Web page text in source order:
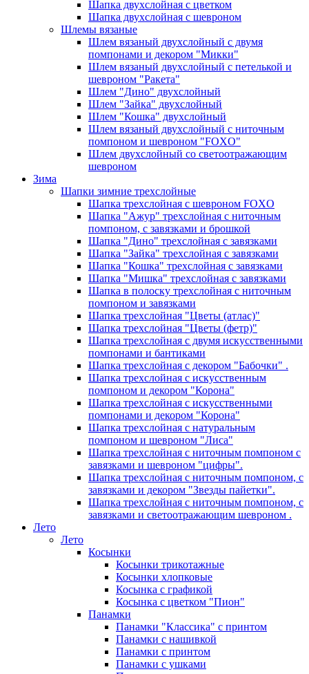
Шапка двухслойная с цветком
Шапка двухслойная с шевроном
Шлемы вязаные
Шлем вязаный двухслойный с двумя
помпонами и декором "Микки"
Шлем вязаный двухслойный с петелькой и
шевроном "Ракета"
Шлем "Дино" двухслойный
Шлем "Зайка" двухслойный
Шлем "Кошка" двухслойный
Шлем вязаный двухслойный с ниточным
помпоном и шевроном "FOXO"
Шлем двухслойный со светоотражающим
шевроном
Зима
Шапки зимние трехслойные
Шапка трехслойная с шевроном FOXO
Шапка "Ажур" трехслойная с ниточным
помпоном, с завязками и брошкой
Шапка "Дино" трехслойная с завязками
Шапка "Зайка" трехслойная с завязками
Шапка "Кошка" трехслойная с завязками
Шапка "Мишка" трехслойная с завязками
Шапка в полоску трехслойная с ниточным
помпоном и завязками
Шапка трехслойная "Цветы (атлас)"
Шапка трехслойная "Цветы (фетр)"
Шапка трехслойная с двумя искусственными
помпонами и бантиками
Шапка трехслойная с декором "Бабочки" .
Шапка трехслойная с искусственным
помпоном и декором "Корона"
Шапка трехслойная с искусственными
помпонами и декором "Корона"
Шапка трехслойная с натуральным
помпоном и шевроном "Лиса"
Шапка трехслойная с ниточным помпоном с
завязками и шевроном "цифры".
Шапка трехслойная с ниточным помпоном, с
завязками и декором "Звезды пайетки".
Шапка трехслойная с ниточным помпоном, с
завязками и светоотражающим шевроном .
Лето
Лето
Косынки
Косынки трикотажные
Косынки хлопковые
Косынка с графикой
Косынка с цветком "Пион"
Панамки
Панамки "Классика" с принтом
Панамки с нашивкой
Панамки с принтом
Панамки с ушками